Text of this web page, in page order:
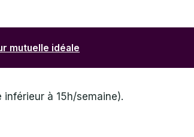
mutuelle idéale
à 15h/semaine).